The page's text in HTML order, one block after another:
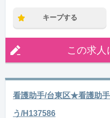
キープする
この求人
看護助手/台東区★看護助
う/H137586